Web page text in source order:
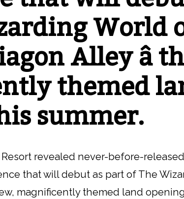
World
Alley â
themed
summer.
revealed never-before-
that will debut as part of The
new, magnificently themed land